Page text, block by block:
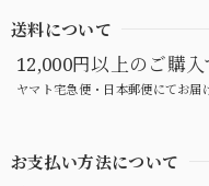
送料について
12,000円以上のご購
ヤマト宅急便・日本郵便にてお届
お支払い方法について